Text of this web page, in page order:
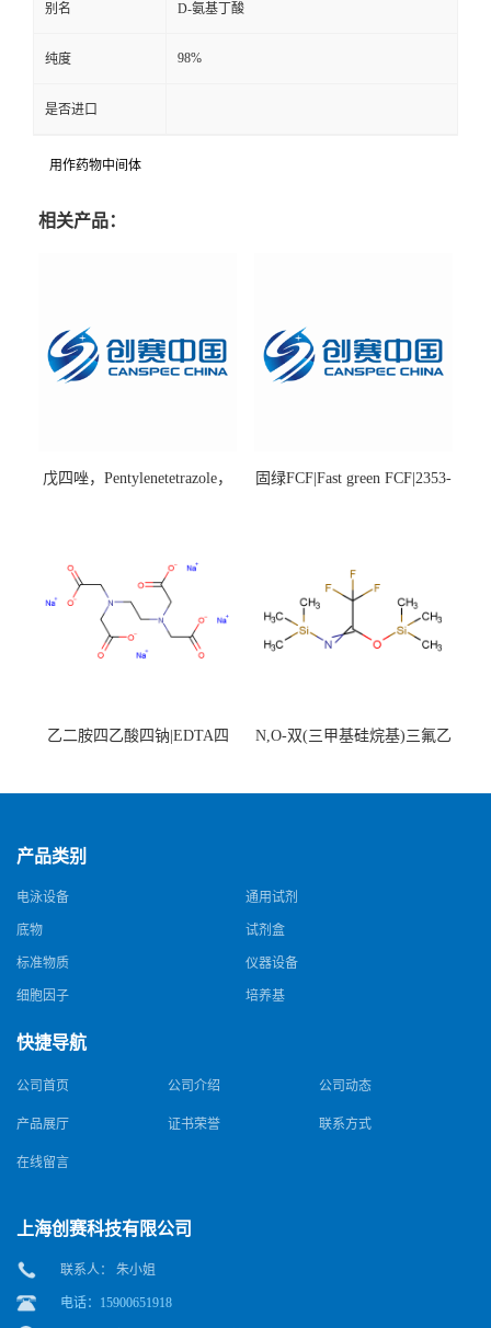
别名 D-氨基丁酸
纯度 98%
是否进口
用作药物中间体
相关产品：
戊四唑，Pentylenetetrazole，
固绿FCF|Fast green FCF|2353-
乙二胺四乙酸四钠|EDTA四
N,O-双(三甲基硅烷基)三氟乙
产品类别
电泳设备 通用试剂
底物 试剂盒
标准物质 仪器设备
细胞因子 培养基
快捷导航
公司首页 公司介绍 公司动态
产品展厅 证书荣誉 联系方式
在线留言
上海创赛科技有限公司
联系人： 朱小姐
电话：15900651918